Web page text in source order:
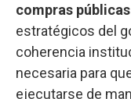
compras públicas
estratégicos del
coherencia
necesaria para
ejecutarse de